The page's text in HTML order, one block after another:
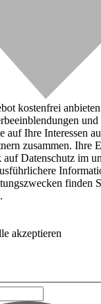
kostenfrei
auf Ihre Interessen
zusammen. Ihre
Datenschutz im
finden
akzeptieren